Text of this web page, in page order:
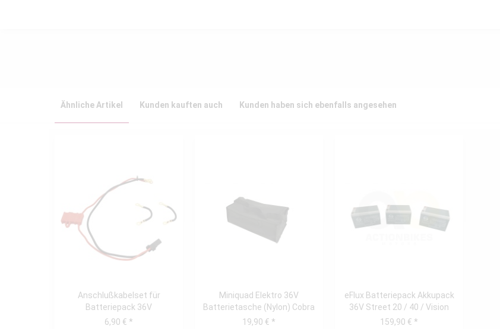
Ähnliche Artikel Kunden kauften auch Kunden haben sich ebenfalls angesehen
Anschlußkabelset für
Batteriepack 36V
(3x12V/12Ah) Miniquad...
6,90 € *
Miniquad Elektro 36V
Batterietasche (Nylon) Cobra
Racer Torino...
19,90 € *
eFlux Batteriepack Akkupack
36V Street 20 / 40 / Vision
1000W
159,90 € *